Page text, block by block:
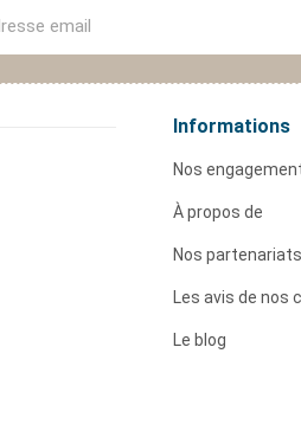
Informations
Nos
À propos de
Nos partenariats
Les avis de nos
Le blog